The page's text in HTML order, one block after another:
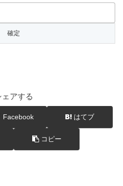
ェアする
Facebook はてブ
コピー